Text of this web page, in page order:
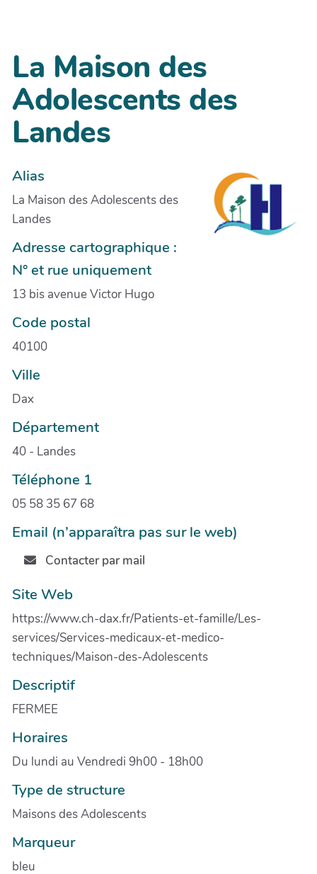
La Maison des
Adolescents des
Landes
Alias
La Maison des Adolescents des
Landes
Adresse cartographique :
N° et rue uniquement
13 bis avenue Victor Hugo
Code postal
40100
Ville
Dax
Département
40 - Landes
Téléphone 1
05 58 35 67 68
Email (n’apparaîtra pas sur le web)
Contacter par mail
Site Web
https://www.ch-dax.fr/Patients-et-famille/Les-
services/Services-medicaux-et-medico-
techniques/Maison-des-Adolescents
Descriptif
FERMEE
Horaires
Du lundi au Vendredi 9h00 - 18h00
Type de structure
Maisons des Adolescents
Marqueur
bleu